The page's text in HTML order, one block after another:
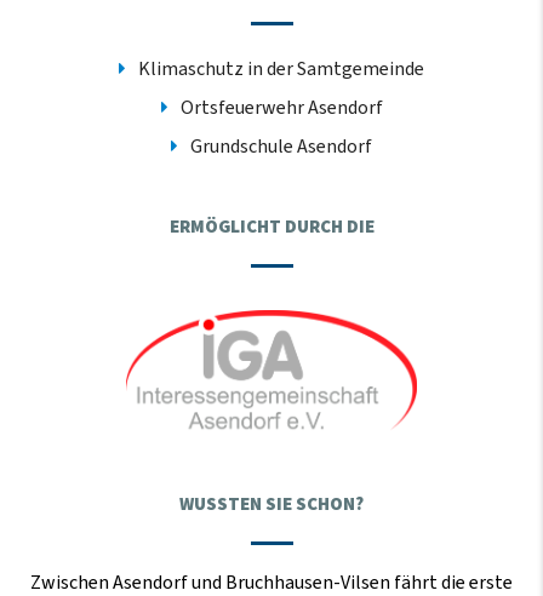
Klimaschutz in der Samtgemeinde
Ortsfeuerwehr Asendorf
Grundschule Asendorf
ERMÖGLICHT DURCH DIE
WUSSTEN SIE SCHON?
Zwischen Asendorf und Bruchhausen-Vilsen fährt die erste